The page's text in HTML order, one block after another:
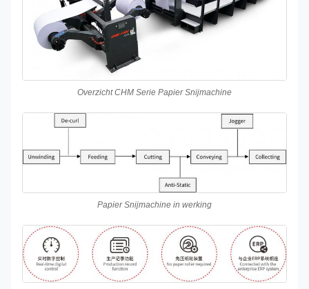
Overzicht CHM Serie Papier Snijmachine
Papier Snijmachine in werking